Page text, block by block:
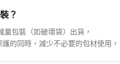
？
包裝（如破壞袋）出貨，
的同時，減少不必要的包材使用，